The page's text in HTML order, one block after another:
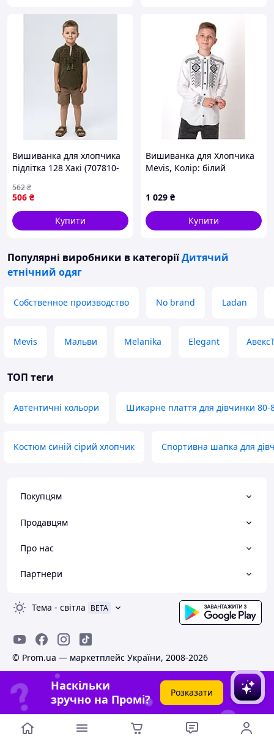
Вишиванка для хлопчика
підлітка 128 Хакі (707810-
506 ₴
562₴
Купити
Вишиванка для Хлопчика
Mevis, Колір: білий
1 029 ₴
Купити
Популярні виробники в категоріїДитячий
етнічний одяг
Собственное производство No brand Ladan
Mevis Мальви Melanika Elegant
ТОП теги
Автентичні кольори Шикарне плаття для дівчинки 80-
Костюм синій сірий хлопчик Спортивна шапка для
Покупцям
Продавцям
Про нас
Партнери
Тема - світла BETA
© Prom.ua — маркетплейс України, 2008-2026
Наскільки
зручно на Промі?
Розказати